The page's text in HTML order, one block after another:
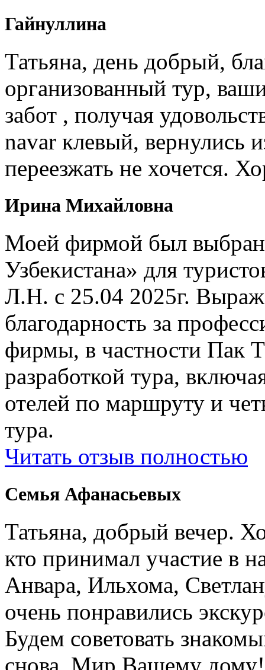
Гайнуллина
Татьяна, день добрый,
организованный тур,
забот , получая
navar клевый, вернулись
переезжать не хочется.
Ирина Михайловна
Моей фирмой был выбран
Узбекистана» для
Л.Н. с 25.04 2025г.
благодарность за
фирмы, в частности Пак
разработкой тура,
отелей по маршруту и
тура.
Читать отзыв полностью
Семья Афанасьевых
Татьяна, добрый вечер.
кто принимал участие в
Анвара, Ильхома,
очень понравились
Будем советовать
снова. Мир Вашему дому!